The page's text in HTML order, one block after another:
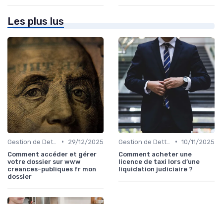
Les plus lus
•
29/12/2025
Comment accéder et gérer
votre dossier sur www
creances-publiques fr mon
dossier
• 10/11/2025
Comment acheter une
licence de taxi lors d’une
liquidation judiciaire ?